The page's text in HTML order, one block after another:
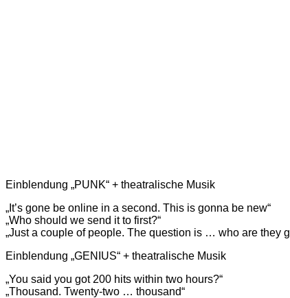
Einblendung „PUNK“ + theatralische Musik
„It’s gone be online in a second. This is gonna be new“
„Who should we send it to first?“
„Just a couple of people. The question is … who are they
Einblendung „GENIUS“ + theatralische Musik
„You said you got 200 hits within two hours?“
„Thousand. Twenty-two … thousand“